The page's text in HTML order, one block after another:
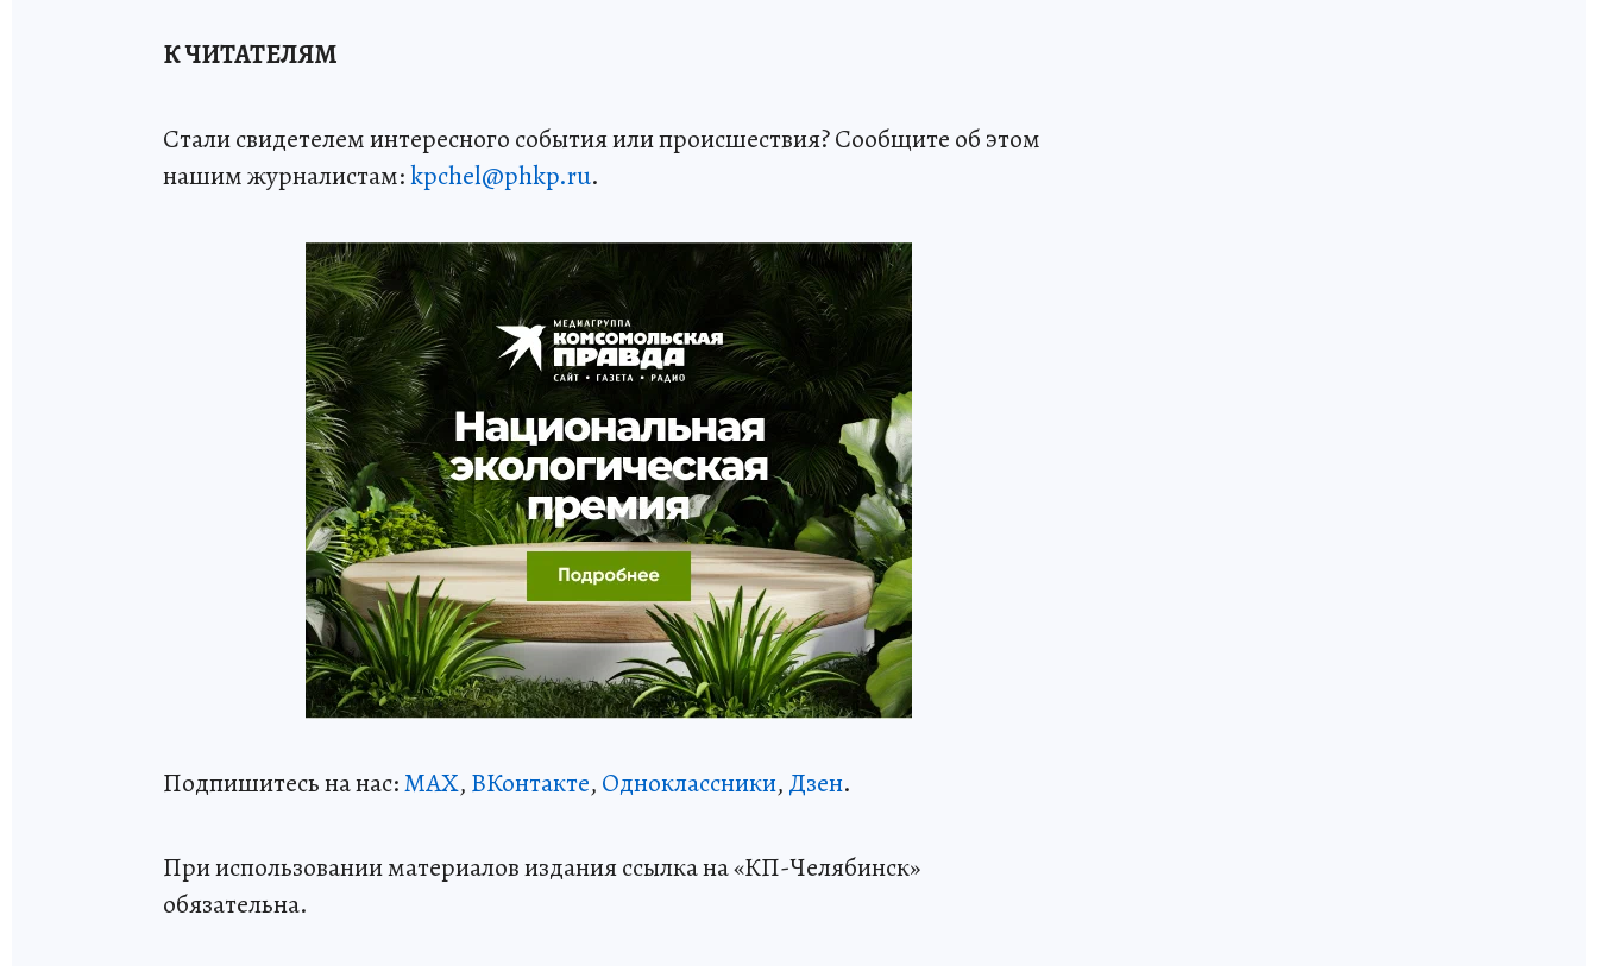
К ЧИТАТЕЛЯМ
Стали свидетелем интересного события или происшествия? Сообщите об этом
нашим журналистам:kpchel@phkp.ru.
Подпишитесь на нас:MAX, ВКонтакте, Одноклассники, Дзен.
При использовании материалов издания ссылка на «КП-Челябинск»
обязательна.